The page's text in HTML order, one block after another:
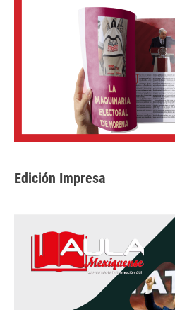
Edición Impresa